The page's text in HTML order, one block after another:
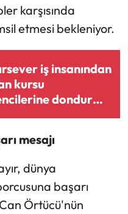
karşısında
etmesi bekleniyor.
iş insanından
kursu
dondurma
mesajı
dünya
başarı
Örtücü'nün